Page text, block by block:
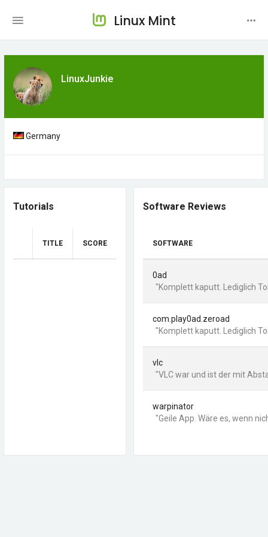
Linux Mint
LinuxJunkie
Germany
Tutorials
TITLE SCORE
Software Reviews
SOFTWARE
0ad
"Komplett kaputt. Lediglich
com.play0ad.zeroad
"Komplett kaputt. Lediglich
vlc
"VLC war und ist der mit
warpinator
"Geile App. Wäre es, wenn